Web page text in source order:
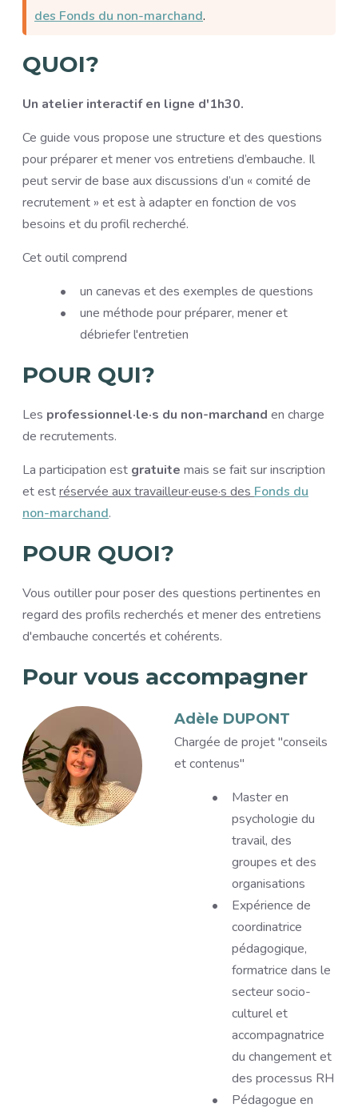
des Fonds du non-marchand.
QUOI?
Un atelier interactif en ligne d'1h30.
Ce guide vous propose une structure et des questions
pour préparer et mener vos entretiens d’embauche. Il
peut servir de base aux discussions d’un « comité de
recrutement » et est à adapter en fonction de vos
besoins et du profil recherché.
Cet outil comprend
un canevas et des exemples de questions
une méthode pour préparer, mener et
débriefer l'entretien
POUR QUI?
Les professionnel·le·s du non-marchand en charge
de recrutements.
La participation est gratuite mais se fait sur inscription
et estréservée aux travailleur·euse·s des Fonds du
non-marchand.
POUR QUOI?
Vous outiller pour poser des questions pertinentes en
regard des profils recherchés et mener des entretiens
d'embauche concertés et cohérents.
Pour vous accompagner
Accompagnants
Image
Adèle DUPONT
Titre
Chargée de projet "conseils
et contenus"
DescriptionMaster en
psychologie du
travail, des
groupes et des
organisations
Expérience de
coordinatrice
pédagogique,
formatrice dans le
secteur socio-
culturel et
accompagnatrice
du changement et
des processus RH
Pédagogue en